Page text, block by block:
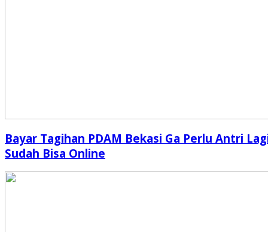
Bayar Tagihan PDAM Bekasi Ga Perlu Antri
Sudah Bisa Online